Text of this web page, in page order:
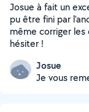
Josue à fait un
pu être fini par
même corriger
hésiter !
Josue
Je vous